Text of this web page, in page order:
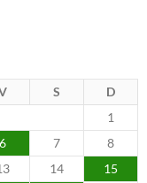
S
D
1
6 7
8
14
15